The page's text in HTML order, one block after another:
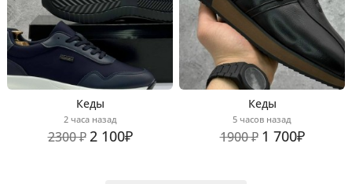
Кеды
2 часа назад
2300 ₽ 2 100₽
Кеды
5 часов назад
1900 ₽ 1 700₽